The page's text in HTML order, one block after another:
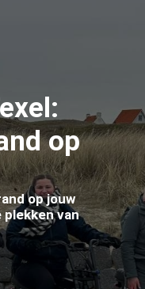
op
op jouw
van